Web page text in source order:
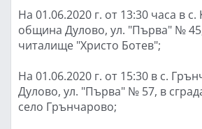
На 01.06.2020 г. от 13:30 часа в
община Дулово, ул. "Първа" №
читалище "Христо Ботев";
На 01.06.2020 г. от 15:30 в с.
Дулово, ул. "Първа" № 57, в
село Грънчарово;